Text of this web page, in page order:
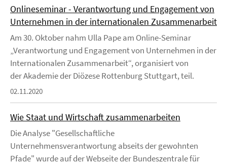
Onlineseminar - Verantwortung und Engagement von
Unternehmen in der internationalen Zusammenarbeit
Am 30. Oktober nahm Ulla Pape am Online-Seminar
„Verantwortung und Engagement von Unternehmen in der
Internationalen Zusammenarbeit“, organisiert von
der Akademie der Diözese Rottenburg Stuttgart, teil.
02.11.2020
Wie Staat und Wirtschaft zusammenarbeiten
Die Analyse "Gesellschaftliche
Unternehmensverantwortung abseits der gewohnten
Pfade" wurde auf der Webseite der Bundeszentrale für